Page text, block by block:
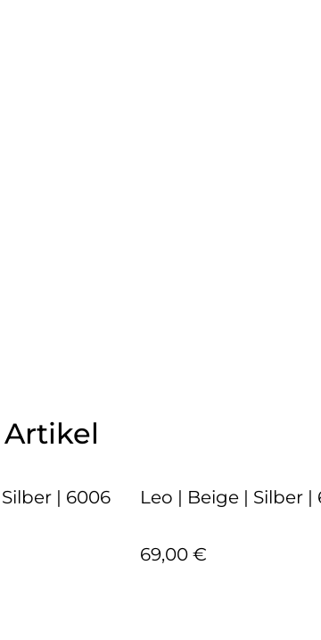
| 6006 Leo | Beige | Silber |
69,00 €